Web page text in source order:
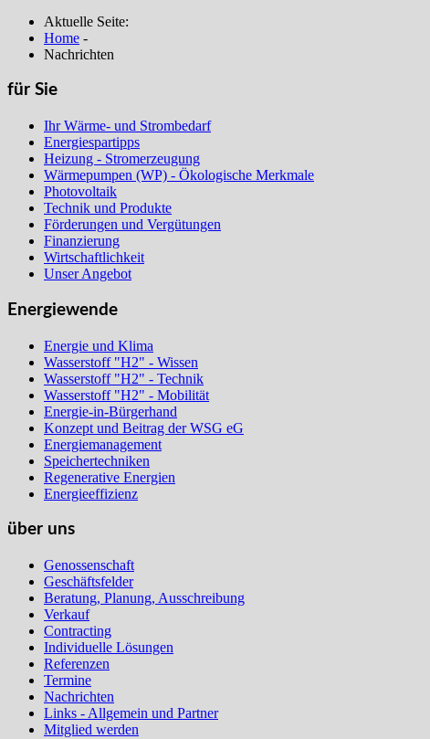
Aktuelle Seite:
Home -
Nachrichten
für Sie
Ihr Wärme- und Strombedarf
Energiespartipps
Heizung - Stromerzeugung
Wärmepumpen (WP) - Ökologische Merkmale
Photovoltaik
Technik und Produkte
Förderungen und Vergütungen
Finanzierung
Wirtschaftlichkeit
Unser Angebot
Energiewende
Energie und Klima
Wasserstoff "H2" - Wissen
Wasserstoff "H2" - Technik
Wasserstoff "H2" - Mobilität
Energie-in-Bürgerhand
Konzept und Beitrag der WSG eG
Energiemanagement
Speichertechniken
Regenerative Energien
Energieeffizienz
über uns
Genossenschaft
Geschäftsfelder
Beratung, Planung, Ausschreibung
Verkauf
Contracting
Individuelle Lösungen
Referenzen
Termine
Nachrichten
Links - Allgemein und Partner
Mitglied werden